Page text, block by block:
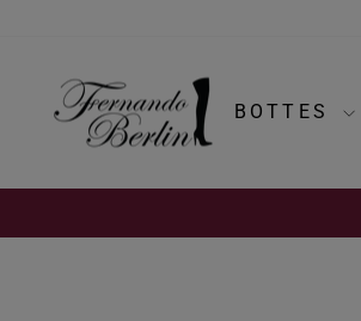
contenu
BOTTES